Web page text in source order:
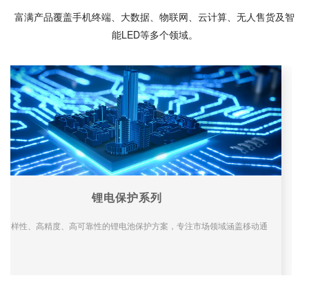
富满产品覆盖手机终端、大数据、物联网、云计算、无人售货及智
能LED等多个领域。
锂电保护系列
多样性、高精度、高可靠性的锂电池保护方案，专注市场领域涵盖移动通信、智